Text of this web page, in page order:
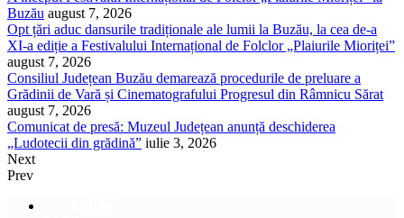
Buzău august 7, 2026
Opt țări aduc dansurile tradiționale ale lumii la Buzău, la cea de-a
XI-a ediție a Festivalului Internațional de Folclor „Plaiurile Mioriței”
august 7, 2026
Consiliul Județean Buzău demarează procedurile de preluare a
Grădinii de Vară și Cinematografului Progresul din Râmnicu Sărat
august 7, 2026
Comunicat de presă: Muzeul Județean anunță deschiderea
„Ludotecii din grădină” iulie 3, 2026
Next
Prev